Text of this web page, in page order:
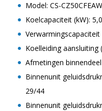
Model: CS-CZ50CFEAW
Koelcapaciteit (kW): 5,0
Verwarmingscapaciteit
Koelleiding aansluiting
Afmetingen
Binnenunit
29/44
Binnenunit